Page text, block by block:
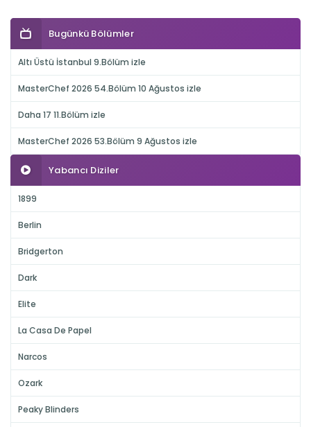
Bugünkü Bölümler
Altı Üstü İstanbul 9.Bölüm izle
MasterChef 2026 54.Bölüm 10 Ağustos izle
Daha 17 11.Bölüm izle
MasterChef 2026 53.Bölüm 9 Ağustos izle
Yabancı Diziler
1899
Berlin
Bridgerton
Dark
Elite
La Casa De Papel
Narcos
Ozark
Peaky Blinders